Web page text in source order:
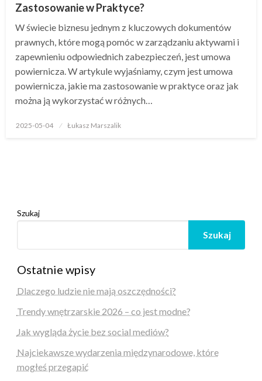
Zastosowanie w Praktyce?
W świecie biznesu jednym z kluczowych dokumentów
prawnych, które mogą pomóc w zarządzaniu aktywami i
zapewnieniu odpowiednich zabezpieczeń, jest umowa
powiernicza. W artykule wyjaśniamy, czym jest umowa
powiernicza, jakie ma zastosowanie w praktyce oraz jak
można ją wykorzystać w różnych…
Opublikowane
2025-05-04 Łukasz Marszalik
Szukaj
Szukaj
Ostatnie wpisy
Dlaczego ludzie nie mają oszczędności?
Trendy wnętrzarskie 2026 – co jest modne?
Jak wygląda życie bez social mediów?
Najciekawsze wydarzenia międzynarodowe, które
mogłeś przegapić